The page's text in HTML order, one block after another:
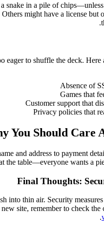
snake in a pile of
might have a license
eager to shuffle the deck.
Absence of
Games that
Customer support that
Privacy policies that
You Should Care
and address to payment
table—everyone wants a
Final Thoughts:
into thin air. Security
site, remember to check